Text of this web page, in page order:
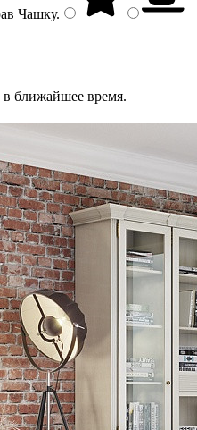
Чашку.
ближайшее время.